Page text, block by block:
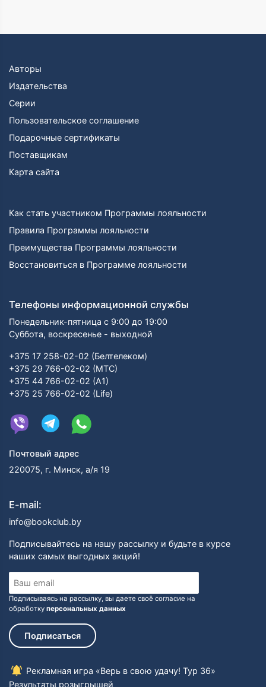
Авторы
Издательства
Серии
Пользовательское соглашение
Подарочные сертификаты
Поставщикам
Карта сайта
Как стать участником Программы лояльности
Правила Программы лояльности
Преимущества Программы лояльности
Восстановиться в Программе лояльности
Телефоны информационной службы
Понедельник-пятница с 9:00 до 19:00
Суббота, воскресенье - выходной
+375 17 258-02-02 (Белтелеком)
+375 29 766-02-02 (МТС)
+375 44 766-02-02 (А1)
+375 25 766-02-02 (Life)
Почтовый адрес
220075, г. Минск, а/я 19
E-mail:
info@bookclub.by
Подписывайтесь на нашу рассылку и будьте в курсе
наших самых выгодных акций!
Подписываясь на рассылку, вы даете своё согласие на
обработку персональных данных
Подписаться
Рекламная игра «Верь в свою удачу! Тур 36»
Результаты розыгрышей